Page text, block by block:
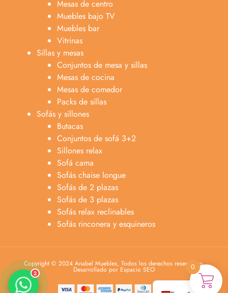
Mesas de centro
Muebles bajo TV
Muebles bar
Vitrinas
Sillas y mesas
Conjuntos de mesa y sillas
Mesas de cocina
Mesas de comedor
Packs de sillas
Sofás y sillones
Butacas
Conjuntos de sofá 3+2
Sillones relax
Sofá cama
Sofás chaise longue
Sofás de 2 plazas
Sofás de 3 plazas
Sofás relax reclinables
Sofás rinconera y esquineros
Copyright © 2024 Anabel Muebles, Todos los derechos reservados.
Desarrollado por Espacio SEO 0
Català
Lun-dom 9:00am-10pm
2